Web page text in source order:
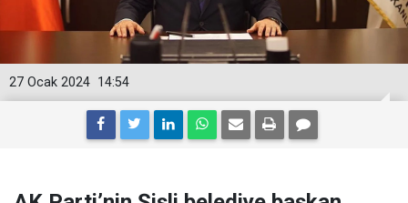
14:54
27 Ocak 2024